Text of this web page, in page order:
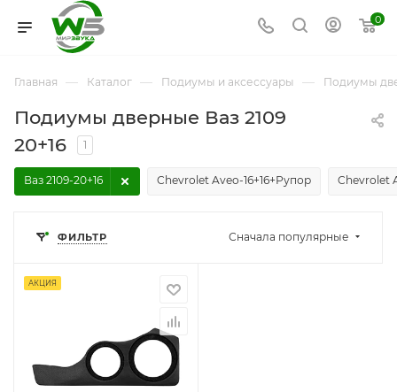
0
Главная — Каталог — Подиумы и аксессуары — Подиумы
Подиумы дверные Ваз 2109
20+16
1
Chevrolet Aveo-16+16+Рупор Chevrolet
Ваз 2109-20+16
ФИЛЬТР Сначала популярные
АКЦИЯ